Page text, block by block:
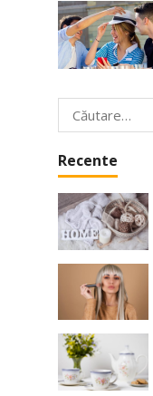
Caută
după:
Recente